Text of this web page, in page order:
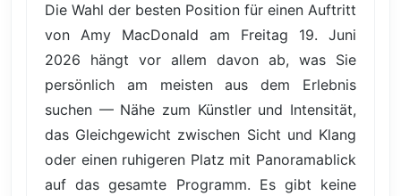
Die Wahl der besten Position für einen Auftritt
von Amy MacDonald am Freitag 19. Juni
2026 hängt vor allem davon ab, was Sie
persönlich am meisten aus dem Erlebnis
suchen — Nähe zum Künstler und Intensität,
das Gleichgewicht zwischen Sicht und Klang
oder einen ruhigeren Platz mit Panoramablick
auf das gesamte Programm. Es gibt keine